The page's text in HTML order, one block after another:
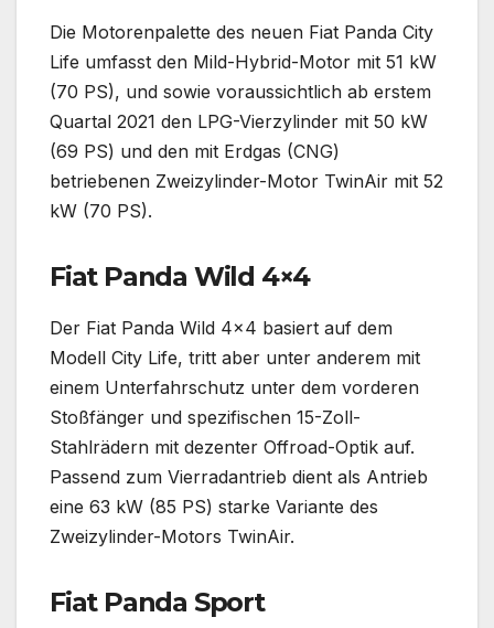
Die Motorenpalette des neuen Fiat Panda City
Life umfasst den Mild-Hybrid-Motor mit 51 kW
(70 PS), und sowie voraussichtlich ab erstem
Quartal 2021 den LPG-Vierzylinder mit 50 kW
(69 PS) und den mit Erdgas (CNG)
betriebenen Zweizylinder-Motor TwinAir mit 52
kW (70 PS).
Fiat Panda Wild 4×4
Der Fiat Panda Wild 4×4 basiert auf dem
Modell City Life, tritt aber unter anderem mit
einem Unterfahrschutz unter dem vorderen
Stoßfänger und spezifischen 15-Zoll-
Stahlrädern mit dezenter Offroad-Optik auf.
Passend zum Vierradantrieb dient als Antrieb
eine 63 kW (85 PS) starke Variante des
Zweizylinder-Motors TwinAir.
Fiat Panda Sport